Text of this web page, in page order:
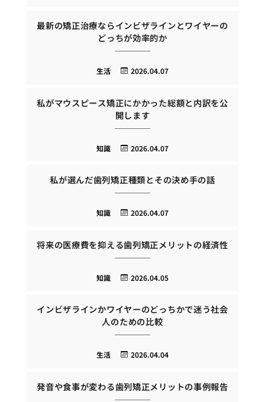
最新の矯正治療ならインビザラインとワイヤーの
どっちが効率的か
2026.04.07
生活
私がマウスピース矯正にかかった総額と内訳を公
開します
2026.04.07
知識
私が選んだ歯列矯正種類とその決め手の話
2026.04.07
知識
将来の医療費を抑える歯列矯正メリットの経済性
2026.04.05
知識
インビザラインかワイヤーのどっちかで迷う社会
人のための比較
2026.04.04
生活
発音や食事が変わる歯列矯正メリットの事例報告